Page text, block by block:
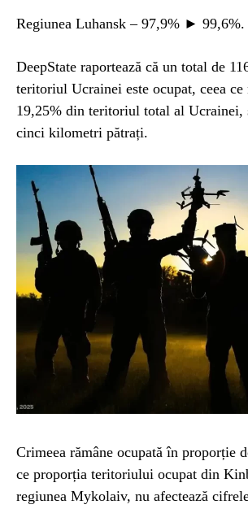
Regiunea Luhansk – 97,9% ► 99,6%.
DeepState raportează că un total de
teritoriul Ucrainei este ocupat, ceea ce
19,25% din teritoriul total al Ucrainei,
cinci kilometri pătrați.
Crimeea rămâne ocupată în proporție
ce proporția teritoriului ocupat din
regiunea Mykolaiv, nu afectează